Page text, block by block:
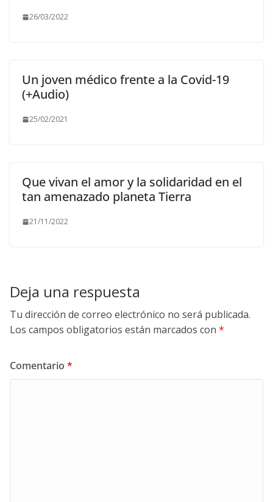
26/03/2022
Un joven médico frente a la Covid-19
(+Audio)
25/02/2021
Que vivan el amor y la solidaridad en el
tan amenazado planeta Tierra
21/11/2022
Deja una respuesta
Tu dirección de correo electrónico no será publicada.
Los campos obligatorios están marcados con *
Comentario *